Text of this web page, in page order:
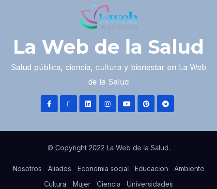
La Web de la Salud
Salud pública, ciencia, cultura y bienestar en La Web
de la Salud
© Copyright 2022 La Web de la Salud.
Nosotros Aliados Economía social Educacion
Ambiente
Cultura
Mujer Ciencia Universidades